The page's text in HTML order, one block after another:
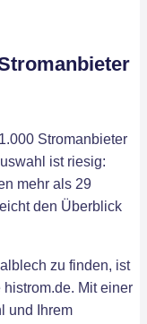
Stromanbieter
ist riesig:
mehr als 29
den Überblick
zu finden, ist
Mit einer
und Ihrem